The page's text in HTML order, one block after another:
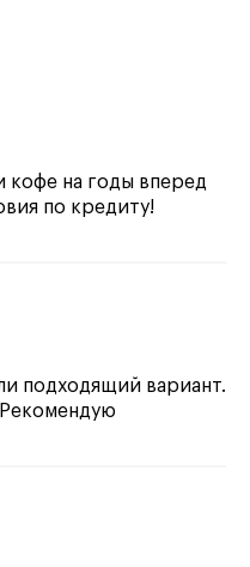
кофе на годы вперед
по кредиту!
подходящий вариант.